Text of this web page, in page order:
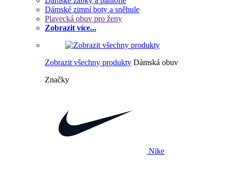
Dámské zimní boty a sněhule
Plavecká obuv pro ženy
Zobrazit více...
Zobrazit všechny produkty Dámská obuv
Značky
Nike